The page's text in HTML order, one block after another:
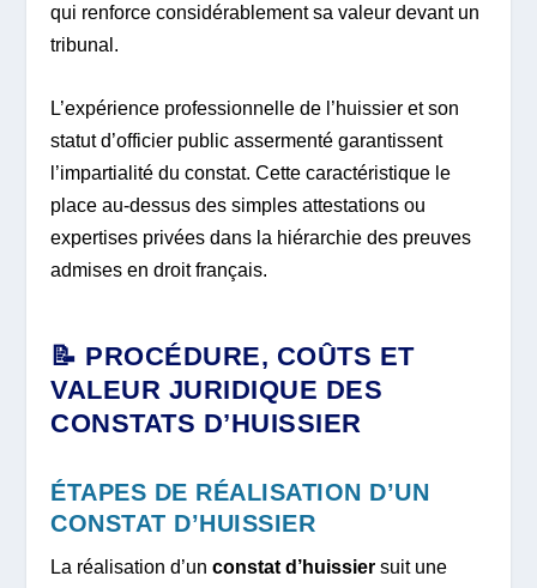
qui renforce considérablement sa valeur devant un
tribunal.
L’expérience professionnelle de l’huissier et son
statut d’officier public assermenté garantissent
l’impartialité du constat. Cette caractéristique le
place au-dessus des simples attestations ou
expertises privées dans la hiérarchie des preuves
admises en droit français.
📝 PROCÉDURE, COÛTS ET
VALEUR JURIDIQUE DES
CONSTATS D’HUISSIER
ÉTAPES DE RÉALISATION D’UN
CONSTAT D’HUISSIER
La réalisation d’unconstat d’huissier suit une